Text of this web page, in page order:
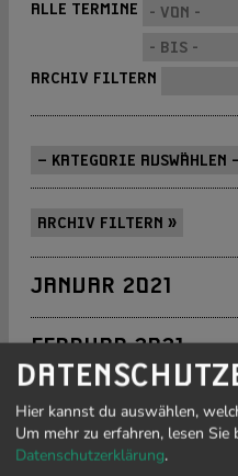
ALLE TERMINE
ARCHIV FILTERN
ARCHIV FILTERN »
JANUAR 2021
FEBRUAR 2021
MÄRZ 2021
APRIL 2021
Hier kannst du auswählen,
Um mehr zu erfahren, lesen Sie
Datenschutzerklärung.